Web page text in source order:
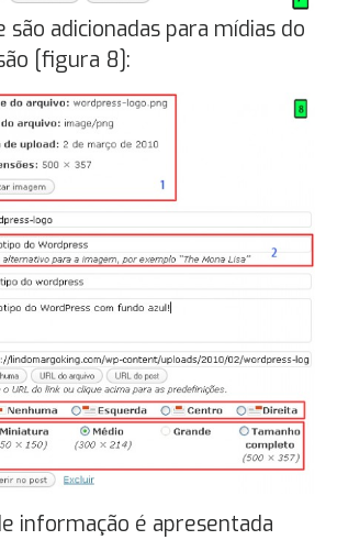
são adicionadas para mídias do
[figura 8]:
informação é apresentada